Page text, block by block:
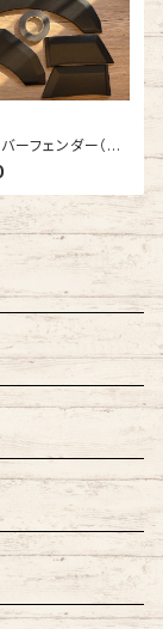
ーフェンダー（ラ
細目)